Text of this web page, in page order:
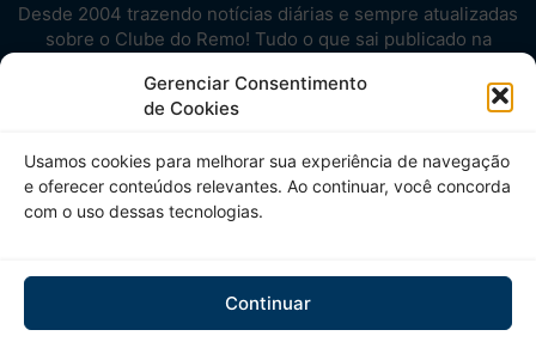
Gerenciar Consentimento
de Cookies
Usamos cookies para melhorar sua experiência de navegação
e oferecer conteúdos relevantes. Ao continuar, você concorda
com o uso dessas tecnologias.
Continuar
Desde 2004 trazendo notícias diárias e sempre atualizadas
sobre o Clube do Remo! Tudo o que sai publicado na
Aproveite! Site não-oficial.
SIGA-NOS